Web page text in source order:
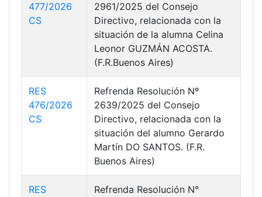
477/2026
CS
2961/2025 del Consejo
Directivo, relacionada con la
situación de la alumna Celina
Leonor GUZMÁN ACOSTA.
(F.R.Buenos Aires)
RES
476/2026
CS
Refrenda Resolución Nº
2639/2025 del Consejo
Directivo, relacionada con la
situación del alumno Gerardo
Martín DO SANTOS. (F.R.
Buenos Aires)
RES
Refrenda Resolución N°